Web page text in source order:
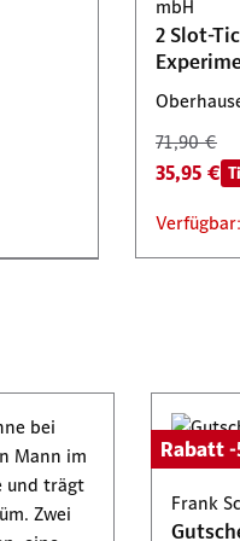
mbH
2 Slot-
71,90 €
35,95 €
KG
Rabatt -
Frank